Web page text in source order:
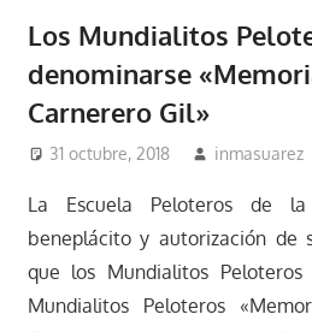
Los Mundialitos
denominarse
Carnerero Gil»
31 octubre, 2018 inmasuarez
La Escuela Peloteros de
beneplácito y autorización de
que los Mundialitos
Mundialitos Peloteros